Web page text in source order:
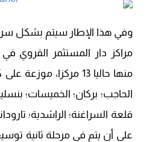
وفي هذا الإطار سيتم بشكل
مراكز دار المستثمر القروي
منها حاليا 13 مركزا،
الحاجب؛ بركان؛ الخميسات؛
قلعة السراغنة؛ الراشدية؛
على أن يتم في مرحلة ثانية